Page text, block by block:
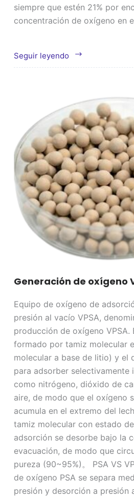
siempre que estén 21% por
concentración de oxígeno en
Seguir leyendo
Tamiz
molecular
de
oxígeno
médico
Generación de oxígeno
Equipo de oxígeno de
presión al vacío VPSA,
producción de oxígeno VPSA.
formado por tamiz molecular
molecular a base de litio) y el
para adsorber selectivamente
como nitrógeno, dióxido de
aire, de modo que el oxígeno
acumula en el extremo del
tamiz molecular con estado
adsorción se desorbe bajo la
evacuación, de modo que
pureza (90~95%)。 PSA VS
de oxígeno PSA se separa
presión y desorción a presión